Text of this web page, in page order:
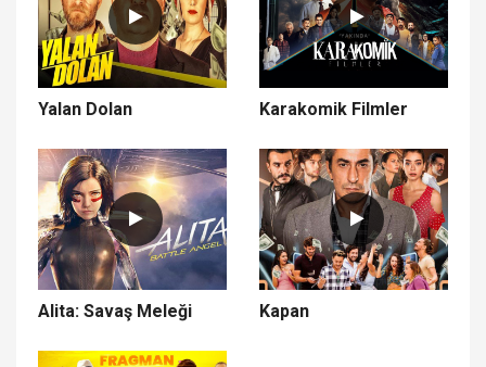
Yalan Dolan Karakomik Filmler
Alita: Savaş Meleği Kapan